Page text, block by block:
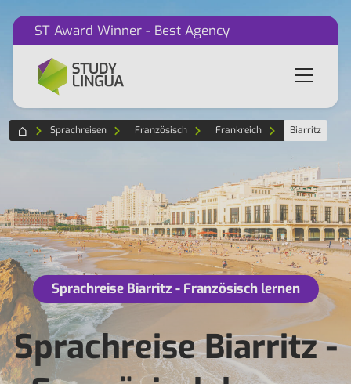
ST Award Winner - Best Agency
Sprachreisen Französisch Frankreich Biarritz
Sprachreise Biarritz - Französisch lernen
Sprachreise Biarritz -